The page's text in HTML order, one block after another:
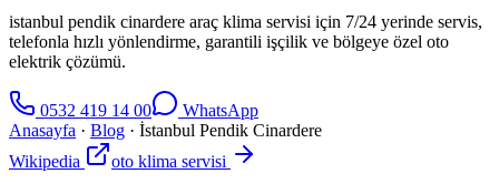
istanbul pendik cinardere araç klima servisi için 7/24 yerinde servis,
telefonla hızlı yönlendirme, garantili işçilik ve bölgeye özel oto
elektrik çözümü.
0532 419 14 00
WhatsApp
Anasayfa · Blog · İstanbul Pendik Cinardere
Wikipedia
oto klima servisi